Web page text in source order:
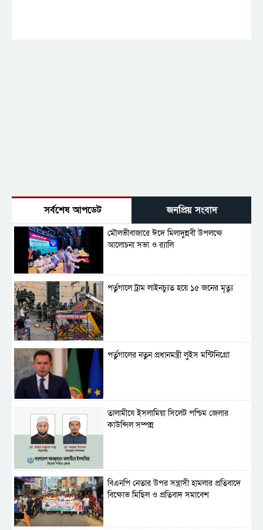
সর্বশেষ আপডেট জনপ্রিয় সংবাদ
মৌলভীবাজারে ঈদে মিলাদুন্নবী উপলক্ষে
আলোচনা সভা ও র‍্যালি
পর্তুগালে ট্রাম লাইনচ্যুত হয়ে ১৫ জনের মৃত্যু
পর্তুগালের নতুন প্রধানমন্ত্রী লুইস মন্টিনিগ্রো
‎তালামীযে ইসলামিয়া সিলেট পশ্চিম জেলার
কাউন্সিল সম্পন্ন
বিএনপি নেতার উপর সন্ত্রাসী হামলার প্রতিবাদে
বিক্ষোভ মিছিল ও প্রতিবাদ সমাবেশ